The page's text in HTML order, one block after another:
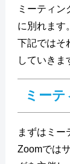
ミーティン
に別れます。
下記ではそ
していきま
ミー
まずはミー
Zoomでは